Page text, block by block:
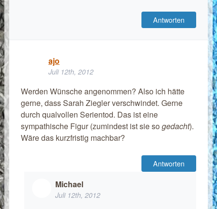
Antworten
ajo
Juli 12th, 2012
Werden Wünsche angenommen? Also ich hätte
gerne, dass Sarah Ziegler verschwindet. Gerne
durch qualvollen Serientod. Das ist eine
sympathische Figur (zumindest ist sie so gedacht).
Wäre das kurzfristig machbar?
Antworten
Michael
Juli 12th, 2012